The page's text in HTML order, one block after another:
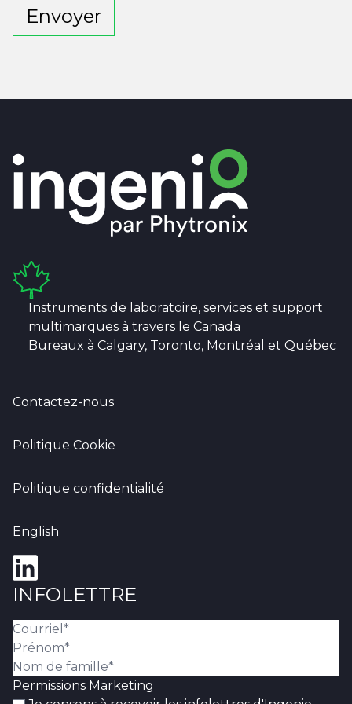
Envoyer
Instruments de laboratoire, services et support
multimarques à travers le Canada
Bureaux à Calgary, Toronto, Montréal et Québec
Contactez-nous
Politique Cookie
Politique confidentialité
English
INFOLETTRE
Permissions Marketing